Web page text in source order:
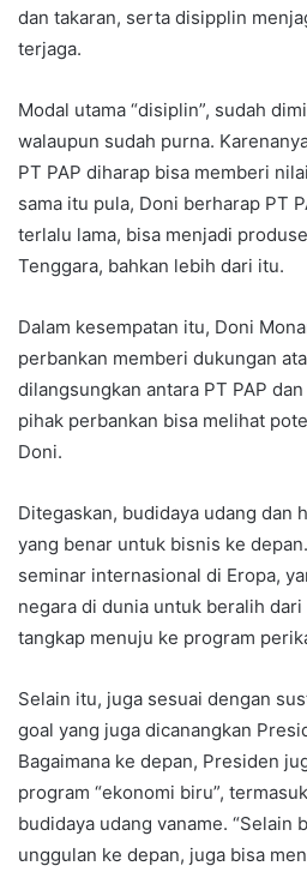
dan takaran, serta disipplin
terjaga.
Modal utama “disiplin”, sudah
walaupun sudah purna.
PT PAP diharap bisa memberi
sama itu pula, Doni berharap PT
terlalu lama, bisa menjadi
Tenggara, bahkan lebih dari itu.
Dalam kesempatan itu, Doni
perbankan memberi dukungan
dilangsungkan antara PT PAP
pihak perbankan bisa melihat
Doni.
Ditegaskan, budidaya udang dan
yang benar untuk bisnis ke
seminar internasional di Eropa,
negara di dunia untuk beralih
tangkap menuju ke program
Selain itu, juga sesuai dengan
goal yang juga dicanangkan
Bagaimana ke depan, Presiden
program “ekonomi biru”,
budidaya udang vaname. “Selain
unggulan ke depan, juga bisa